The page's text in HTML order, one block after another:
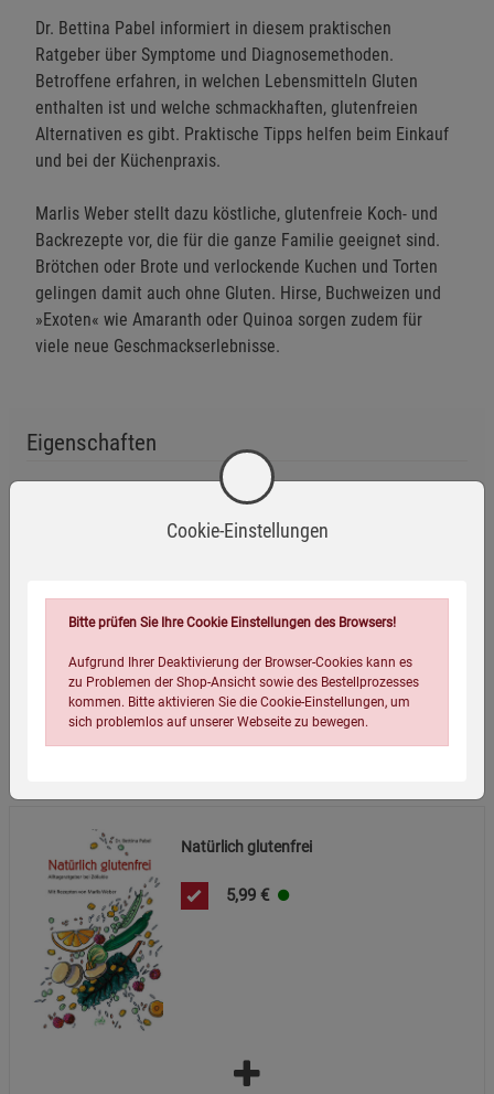
Dr. Bettina Pabel informiert in diesem praktischen
Ratgeber über Symptome und Diagnosemethoden.
Betroffene erfahren, in welchen Lebensmitteln Gluten
enthalten ist und welche schmackhaften, glutenfreien
Alternativen es gibt. Praktische Tipps helfen beim Einkauf
und bei der Küchenpraxis.
Marlis Weber stellt dazu köstliche, glutenfreie Koch- und
Backrezepte vor, die für die ganze Familie geeignet sind.
Brötchen oder Brote und verlockende Kuchen und Torten
gelingen damit auch ohne Gluten. Hirse, Buchweizen und
»Exoten« wie Amaranth oder Quinoa sorgen zudem für
viele neue Geschmackserlebnisse.
Eigenschaften
Verpackungsgewicht:
312 Gramm
Wird oft zusammen bestellt:
Natürlich glutenfrei
5,99 €
Cookie-Einstellungen
Bitte prüfen Sie Ihre Cookie Einstellungen des Browsers!
Aufgrund Ihrer Deaktivierung der Browser-Cookies kann es
zu Problemen der Shop-Ansicht sowie des Bestellprozesses
kommen. Bitte aktivieren Sie die Cookie-Einstellungen, um
sich problemlos auf unserer Webseite zu bewegen.
Einstellungen speichern für die Gruppe
Zurück Einstellungen speichern für die Gruppe
Einwilligung nicht erteilen
Notwendige Cookies (5)
Beschreibung Notwendige Cookies